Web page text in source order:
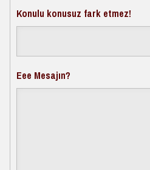
Konulu konusuz fark etmez!
Eee Mesajın?